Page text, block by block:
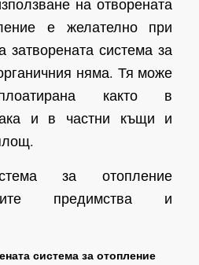
е желателно при
система за
няма. Тя може
както в
и в частни къщи и
за отопление
предимства и
система за отопление